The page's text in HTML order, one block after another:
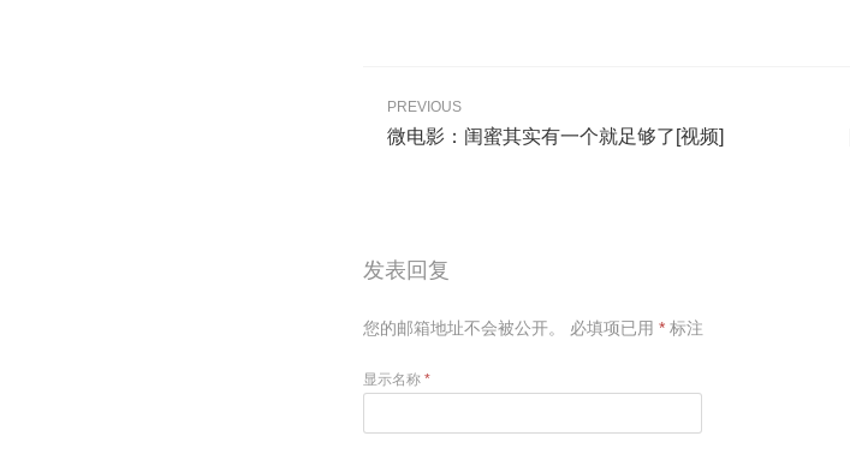
PREVIOUS
微电影：闺蜜其实有一个就足够了[视频]
发表回复
您的邮箱地址不会被公开。 必填项已用 * 标注
显示名称 *